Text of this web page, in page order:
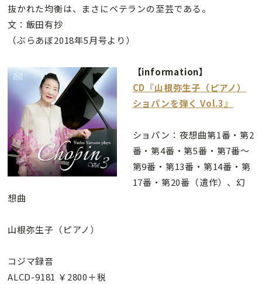
抜かれた均衡は、まさにベテランの至芸である。
文：飯田有抄
（ぶらあぼ2018年5月号より）
【information】
CD『山根弥生子（ピアノ）
ショパンを弾く Vol.3』
ショパン：夜想曲第1番・第2
番・第4番・第5番・第7番〜
第9番・第13番・第14番・第
17番・第20番（遺作）、幻
想曲
山根弥生子（ピアノ）
コジマ録音
ALCD-9181 ￥2800＋税